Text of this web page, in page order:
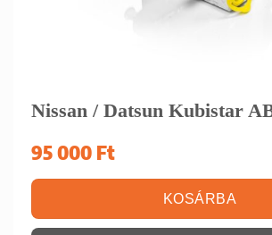
Nissan / Datsun Kubistar
95 000 Ft
KOSÁRBA